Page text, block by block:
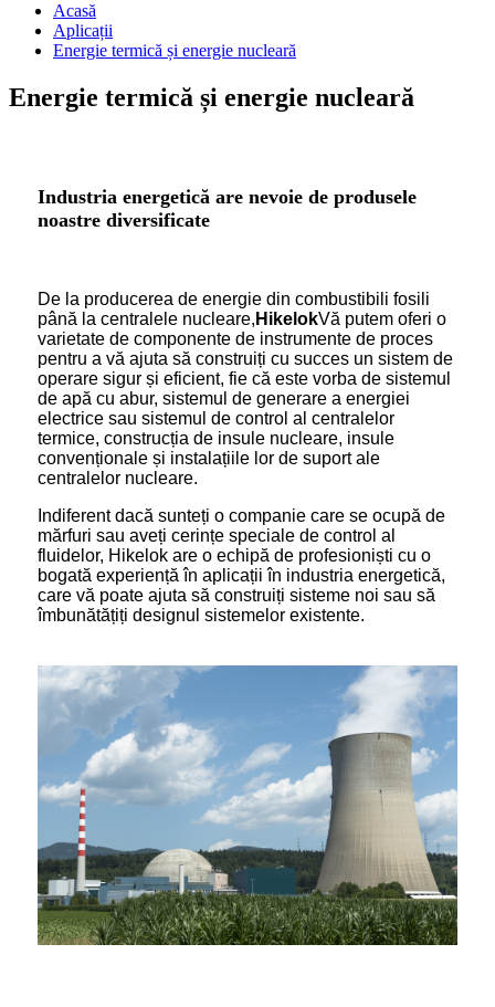
Acasă
Aplicații
Energie termică și energie nucleară
Energie termică și energie nucleară
Industria energetică are nevoie de produsele
noastre diversificate
De la producerea de energie din combustibili fosili
până la centralele nucleare, HikelokVă putem oferi o
varietate de componente de instrumente de proces
pentru a vă ajuta să construiți cu succes un sistem de
operare sigur și eficient, fie că este vorba de sistemul
de apă cu abur, sistemul de generare a energiei
electrice sau sistemul de control al centralelor
termice, construcția de insule nucleare, insule
convenționale și instalațiile lor de suport ale
centralelor nucleare.
Indiferent dacă sunteți o companie care se ocupă de
mărfuri sau aveți cerințe speciale de control al
fluidelor, Hikelok are o echipă de profesioniști cu o
bogată experiență în aplicații în industria energetică,
care vă poate ajuta să construiți sisteme noi sau să
îmbunătățiți designul sistemelor existente.